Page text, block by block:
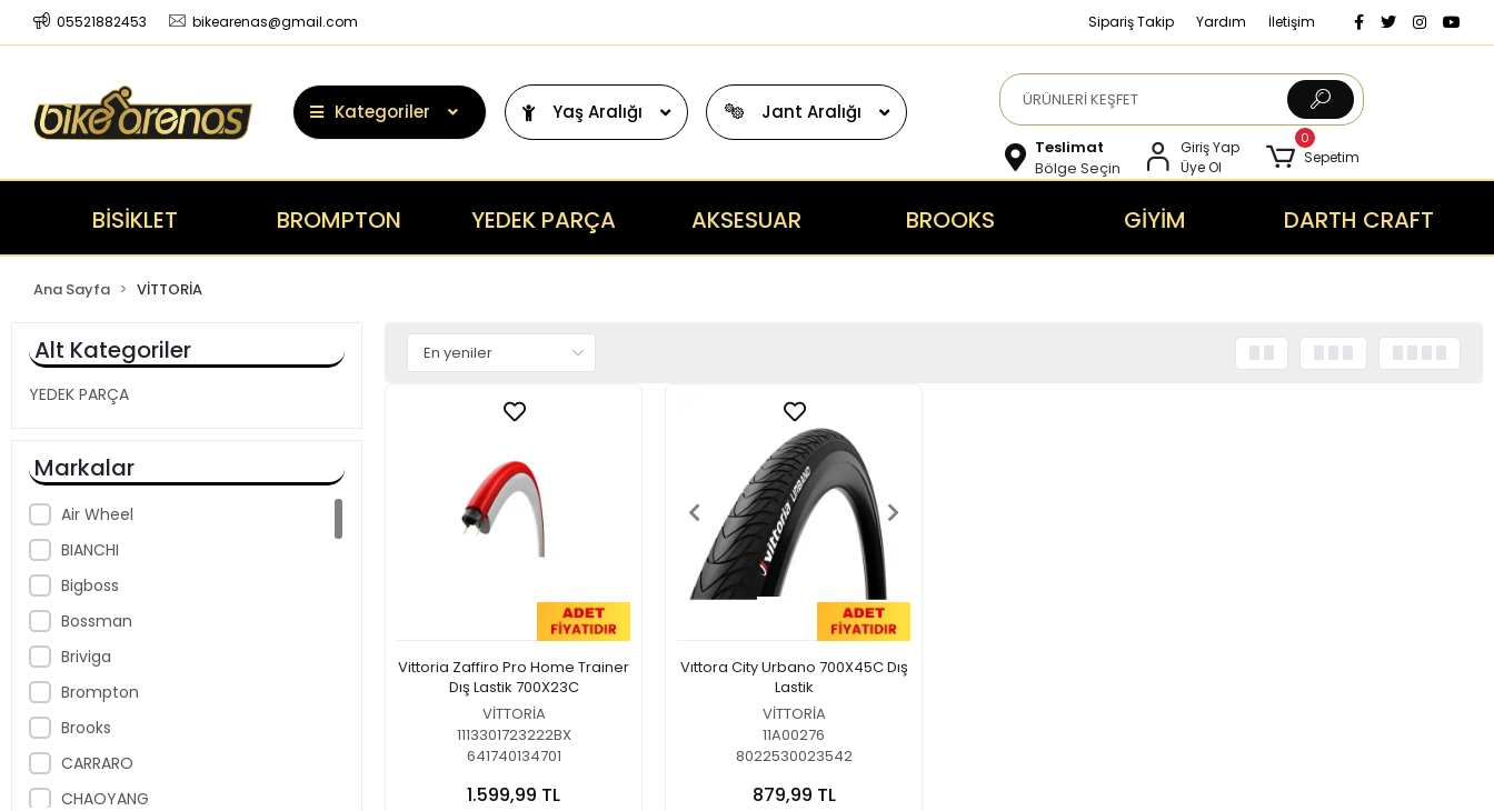
05521882453 bikearenas@gmail.com Sipariş Takip Yardım İletişim
Kategoriler Yaş Aralığı Jant Aralığı
Teslimat
Bölge Seçin
Giriş Yap
Üye Ol
0
Sepetim
BİSİKLET BROMPTON YEDEK PARÇA AKSESUAR BROOKS GİYİM DARTH CRAFT
Ana Sayfa VİTTORİA
Alt Kategoriler
YEDEK PARÇA
Markalar
Air Wheel
BIANCHI
Bigboss
Bossman
Briviga
Brompton
Brooks
CARRARO
CHAOYANG
Vittoria Zaffiro Pro Home Trainer
Dış Lastik 700X23C
VİTTORİA
1113301723222BX
641740134701
1.599,99 TL
Vıttora City Urbano 700X45C Dış
Lastik
VİTTORİA
11A00276
8022530023542
879,99 TL